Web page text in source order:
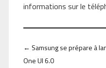
informations sur le
← Samsung se prépare à
One UI 6.0